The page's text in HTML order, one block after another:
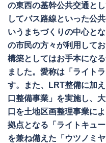
の東西の基幹公共交通と
してバス路線といった公
いうまちづくりの中心と
の市民の方々が利用して
構築としてはお手本にな
ました。愛称は「ライト
す。また、LRT整備に加
口整備事業」を実施し、
口を土地区画整理事業に
拠点となる「ライトキュ
を兼ね備えた「ウツノミ